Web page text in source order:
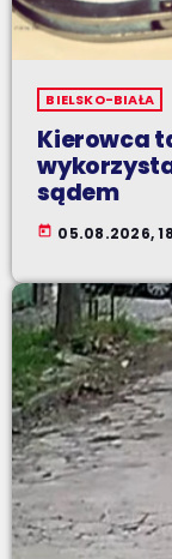
BIELSKO-BIAŁA
Kierowca
sądem
today 05.08.2026,